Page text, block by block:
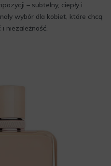
– subtelny, ciepły i
wybór dla kobiet, które chcą
niezależność.